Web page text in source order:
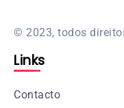
© 2023, todos
Links
Contacto